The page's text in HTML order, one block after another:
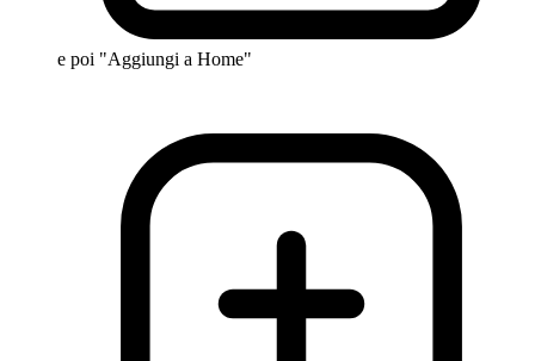
e poi "Aggiungi a Home"